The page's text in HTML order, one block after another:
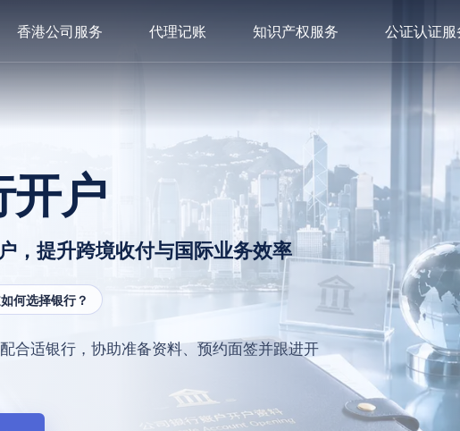
香港公司服务 代理记账 知识产权服务 公证认证服
开户
，提升跨境收付与国际业务效率
何选择银行？
合适银行，协助准备资料、预约面签并跟进开